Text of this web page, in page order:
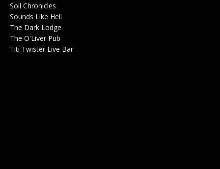
Soil Chronicles
Sounds Like Hell
The Dark Lodge
The O'Liver Pub
Titi Twister Live Bar